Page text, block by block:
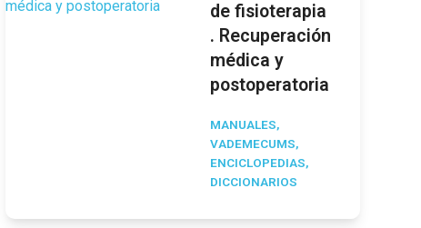
de fisioterapia
. Recuperación
médica y
postoperatoria
MANUALES,
VADEMECUMS,
ENCICLOPEDIAS,
DICCIONARIOS